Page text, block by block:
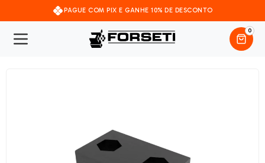
PAGUE COM PIX E GANHE 10% DE DESCONTO
0